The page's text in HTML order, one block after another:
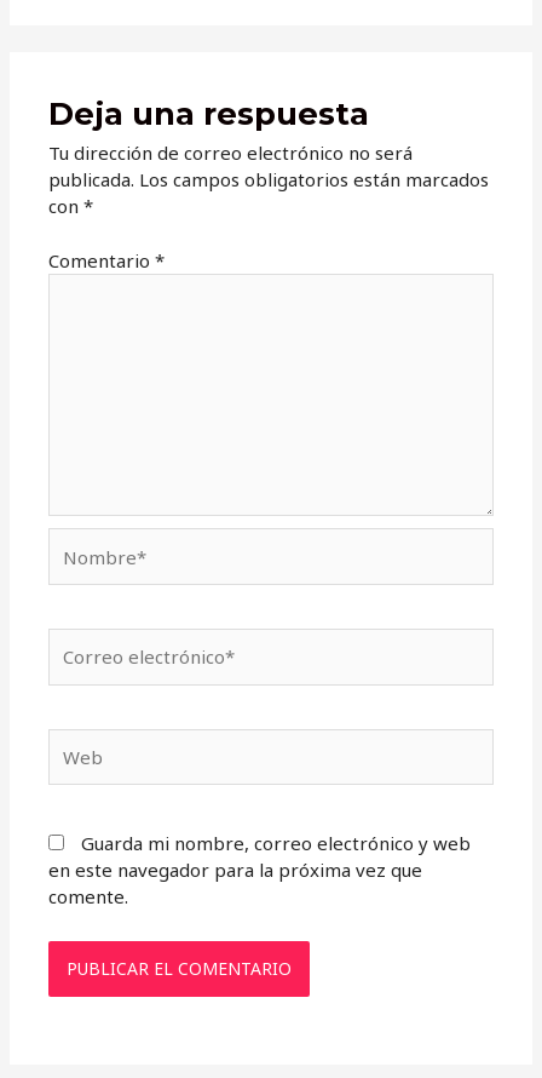
Deja una respuesta
Tu dirección de correo electrónico no será
publicada. Los campos obligatorios están marcados
con*
Comentario*
electrónico*
Guarda mi nombre, correo electrónico y web
en este navegador para la próxima vez que
comente.